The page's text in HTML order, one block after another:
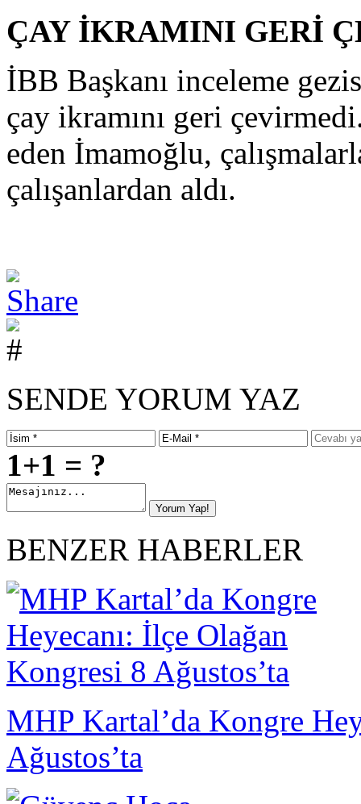
ÇAY İKRAMINI GERİ
İBB Başkanı inceleme
çay ikramını geri
eden İmamoğlu,
çalışanlardan aldı.
SENDE YORUM YAZ
1+1 = ?
BENZER HABERLER
MHP Kartal’da Kongre
Ağustos’ta